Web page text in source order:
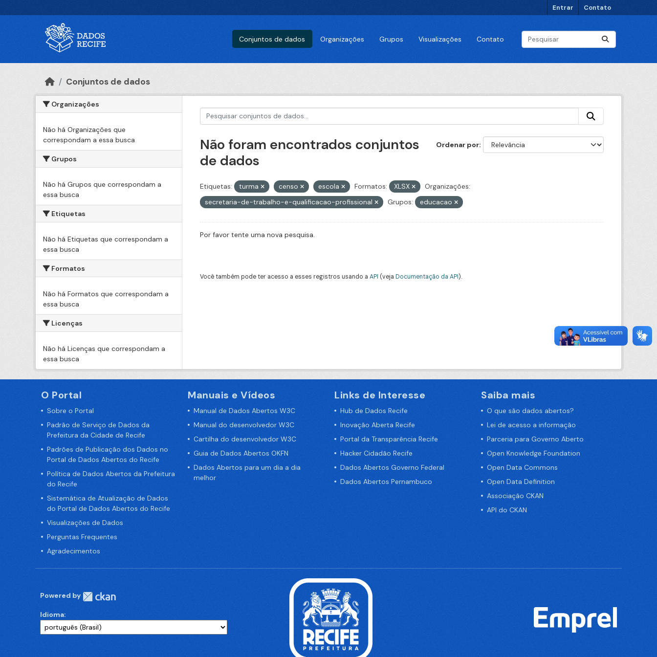
Entrar Contato
Conjuntos de dados Organizações Grupos Visualizações Contato
Conjuntos de dados
Organizações
Não há Organizações que
correspondam a essa busca
Grupos
Não há Grupos que correspondam a
essa busca
Etiquetas
Não há Etiquetas que correspondam a
essa busca
Formatos
Não há Formatos que correspondam a
essa busca
Licenças
Não há Licenças que correspondam a
essa busca
Ordenar por
Não foram encontrados conjuntos
de dados
Etiquetas: turma censo escola Formatos: XLSX
Organizações:
secretaria-de-trabalho-e-qualificacao-profissional
Grupos: educacao
Por favor tente uma nova pesquisa.
Você também pode ter acesso a esses registros usando a API (veja Documentação da API).
O Portal
Sobre o Portal
Padrão de Serviço de Dados da
Prefeitura da Cidade de Recife
Padrões de Publicação dos Dados no
Portal de Dados Abertos do Recife
Política de Dados Abertos da Prefeitura
do Recife
Sistemática de Atualização de Dados
do Portal de Dados Abertos do Recife
Visualizações de Dados
Perguntas Frequentes
Agradecimentos
Manuais e Vídeos
Manual de Dados Abertos W3C
Manual do desenvolvedor W3C
Cartilha do desenvolvedor W3C
Guia de Dados Abertos OKFN
Dados Abertos para um dia a dia
melhor
Links de Interesse
Hub de Dados Recife
Inovação Aberta Recife
Portal da Transparência Recife
Hacker Cidadão Recife
Dados Abertos Governo Federal
Dados Abertos Pernambuco
Saiba mais
O que são dados abertos?
Lei de acesso a informação
Parceria para Governo Aberto
Open Knowledge Foundation
Open Data Commons
Open Data Definition
Associação CKAN
API do CKAN
Powered by
Idioma